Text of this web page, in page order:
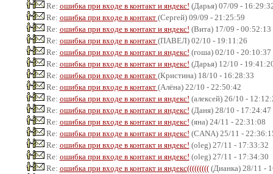
Re: ошибка при входе в контакт и яндекс! (Дарья) 07/09 -
Re: ошибка при входе в контакт (Сергей) 09/09 - 21:25:59
Re: ошибка при входе в контакт и яндекс! (Вита) 17/09 - 00:52:13
Re: ошибка при входе в контакт (ПАВЕЛ) 02/10 - 19:11:26
Re: ошибка при входе в контакт и яндекс! (гоша) 02/10 - 20:10:37
Re: ошибка при входе в контакт и яндекс! (Дарья) 12/10 -
Re: ошибка при входе в контакт (Кристина) 18/10 - 16:28:33
Re: ошибка при входе в контакт (Алёна) 22/10 - 22:50:42
Re: ошибка при входе в контакт и яндекс! (алексей) 26/10 -
Re: ошибка при входе в контакт и яндекс! (Даня) 28/10 - 17:24:47
Re: ошибка при входе в контакт и яндекс! (яна) 24/11 - 22:31:08
Re: ошибка при входе в контакт и яндекс! (CANA) 25/11 -
Re: ошибка при входе в контакт и яндекс! (oleg) 27/11 - 17:33:32
Re: ошибка при входе в контакт и яндекс! (oleg) 27/11 - 17:34:30
Re: ошибка при входе в контакт и яндекс((((((((((Дианка) 28/11 -